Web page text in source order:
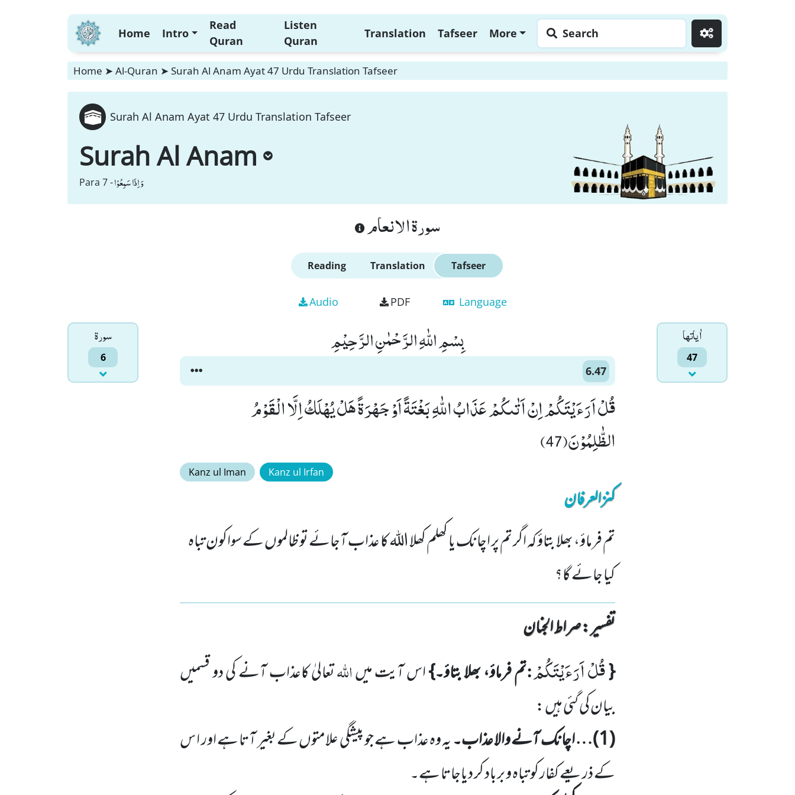
Home Intro
Read
Quran
Listen
Quran
Translation Tafseer More Search
Home ➤ Al-Quran ➤ Surah Al Anam Ayat 47 Urdu Translation Tafseer
Surah Al Anam Ayat 47 Urdu Translation Tafseer
Surah Al Anam
Para 7 -وَ اِذَا سَمِعُوْا
سورة الانعام
Reading Translation Tafseer
Audio PDF Language
سورۃ
6
اٰياتها
47
بِسْمِ اللّٰهِ الرَّحْمٰنِ الرَّحِیْمِ
6.47
قُلْ اَرَءَیْتَكُمْ اِنْ اَتٰىكُمْ عَذَابُ اللّٰهِ بَغْتَةً اَوْ جَهْرَةً هَلْ یُهْلَكُ اِلَّا الْقَوْمُ
الظّٰلِمُوْنَ(47)
Kanz ul Iman Kanz ul Irfan
کنزالعرفان
تم فرماؤ، بھلا بتاؤ کہ اگر تم پر اچانک یا کھلم کھلا اللہ کا عذاب آجائے تو ظالموں کے سواکون تباہ
کیا جائے گا؟
تفسیر : ‎صراط الجنان
{قُلْ اَرَءَیْتَكُمْ:تم فرماؤ، بھلا بتاؤ۔}اس آیت میںاللہتعالیٰ کاعذاب آنے کی دو قسمیں
بیان کی گئی ہیں :
(
1)… اچانک آنے والا عذاب۔یہ وہ عذاب ہے جو پیشگی علامتوں کے بغیر آتا ہے اور ا س
کے ذریعے کفار کو تباہ و برباد کر دیاجاتا ہے۔